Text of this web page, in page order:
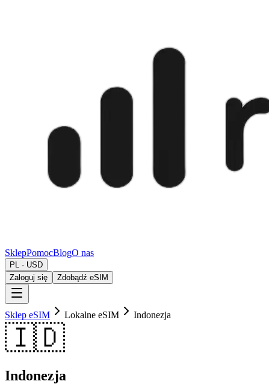
SklepPomocBlogO nas
PL · USD
Zaloguj się
Zdobądź eSIM
Sklep eSIM Lokalne eSIM Indonezja
🇮🇩
Indonezja